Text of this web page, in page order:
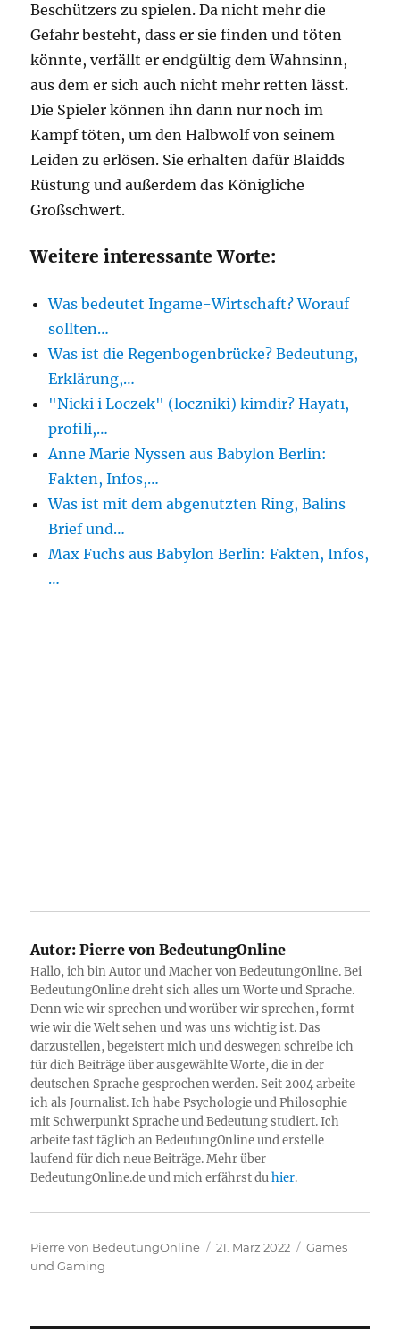
Beschützers zu spielen. Da nicht mehr die
Gefahr besteht, dass er sie finden und töten
könnte, verfällt er endgültig dem Wahnsinn,
aus dem er sich auch nicht mehr retten lässt.
Die Spieler können ihn dann nur noch im
Kampf töten, um den Halbwolf von seinem
Leiden zu erlösen. Sie erhalten dafür Blaidds
Rüstung und außerdem das Königliche
Großschwert.
Weitere interessante Worte:
Was bedeutet Ingame-Wirtschaft? Worauf
sollten…
Was ist die Regenbogenbrücke? Bedeutung,
Erklärung,…
"Nicki i Loczek" (loczniki) kimdir? Hayatı,
profili,…
Anne Marie Nyssen aus Babylon Berlin:
Fakten, Infos,…
Was ist mit dem abgenutzten Ring, Balins
Brief und…
Max Fuchs aus Babylon Berlin: Fakten, Infos,
…
Autor: Pierre von BedeutungOnline
Hallo, ich bin Autor und Macher von BedeutungOnline. Bei
BedeutungOnline dreht sich alles um Worte und Sprache.
Denn wie wir sprechen und worüber wir sprechen, formt
wie wir die Welt sehen und was uns wichtig ist. Das
darzustellen, begeistert mich und deswegen schreibe ich
für dich Beiträge über ausgewählte Worte, die in der
deutschen Sprache gesprochen werden. Seit 2004 arbeite
ich als Journalist. Ich habe Psychologie und Philosophie
mit Schwerpunkt Sprache und Bedeutung studiert. Ich
arbeite fast täglich an BedeutungOnline und erstelle
laufend für dich neue Beiträge. Mehr über
BedeutungOnline.de und mich erfährst duhier.
Autor
Pierre von BedeutungOnline
Veröffentlicht
21. März 2022 Kategorien
Games
und Gaming